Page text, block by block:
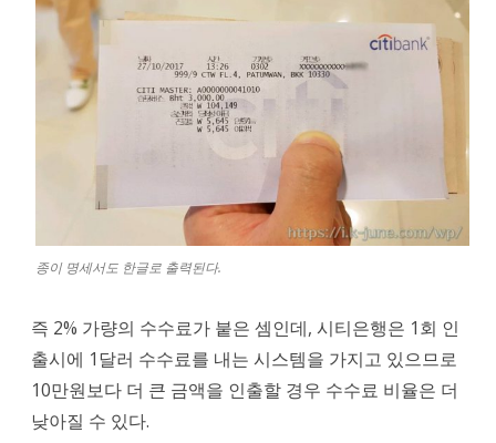
종이 명세서도 한글로 출력된다.
즉 2% 가량의 수수료가 붙은 셈인데, 시티은행은 1회 인
출시에 1달러 수수료를 내는 시스템을 가지고 있으므로
10만원보다 더 큰 금액을 인출할 경우 수수료 비율은 더
낮아질 수 있다.